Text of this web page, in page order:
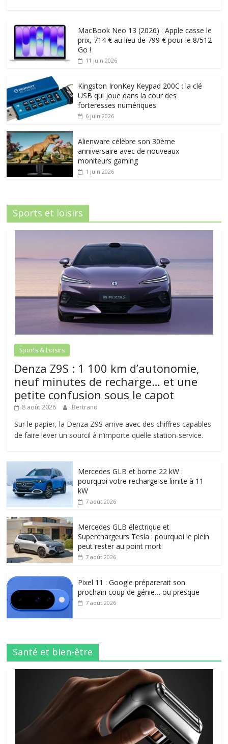
MacBook Neo 13 (2026) : Apple casse le
prix, 714 € au lieu de 799 € pour le 8/512
Go !
11 juin 2026
Kingston IronKey Keypad 200C : la clé
USB qui joue dans la cour des
forteresses numériques
6 juin 2026
Alienware célèbre son 30ème
anniversaire avec de nouveaux
moniteurs gaming
1 juin 2026
Sports et loisirs
Sports & Loisirs
Denza Z9S : 1 100 km d’autonomie,
neuf minutes de recharge… et une
petite confusion sous le capot
8 août 2026 Bertrand
Sur le papier, la Denza Z9S arrive avec des chiffres capables
de faire lever un sourcil à n’importe quelle station-service.
Mercedes GLB et borne 22 kW :
pourquoi votre recharge se limite à 11
kW
7 août 2026
Mercedes GLB électrique et
Superchargeurs Tesla : pourquoi le plein
peut rester au point mort
7 août 2026
Pixel 11 : Google préparerait son
prochain coup de génie… ou presque
7 août 2026
Santé et bien-être